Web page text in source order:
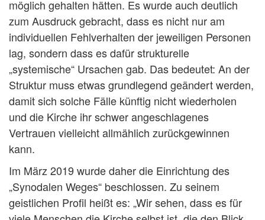
möglich gehalten hätten. Es wurde auch deutlich
zum Ausdruck gebracht, dass es nicht nur am
individuellen Fehlverhalten der jeweiligen Personen
lag, sondern dass es dafür strukturelle
„systemische“ Ursachen gab. Das bedeutet: An der
Struktur muss etwas grundlegend geändert werden,
damit sich solche Fälle künftig nicht wiederholen
und die Kirche ihr schwer angeschlagenes
Vertrauen vielleicht allmählich zurückgewinnen
kann.
Im März 2019 wurde daher die Einrichtung des
„Synodalen Weges“ beschlossen. Zu seinem
geistlichen Profil heißt es: „Wir sehen, dass es für